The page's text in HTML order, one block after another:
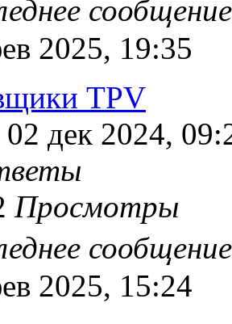
2025, 19:35
TPV
02 дек 2024,
Просмотры
2025, 15:24